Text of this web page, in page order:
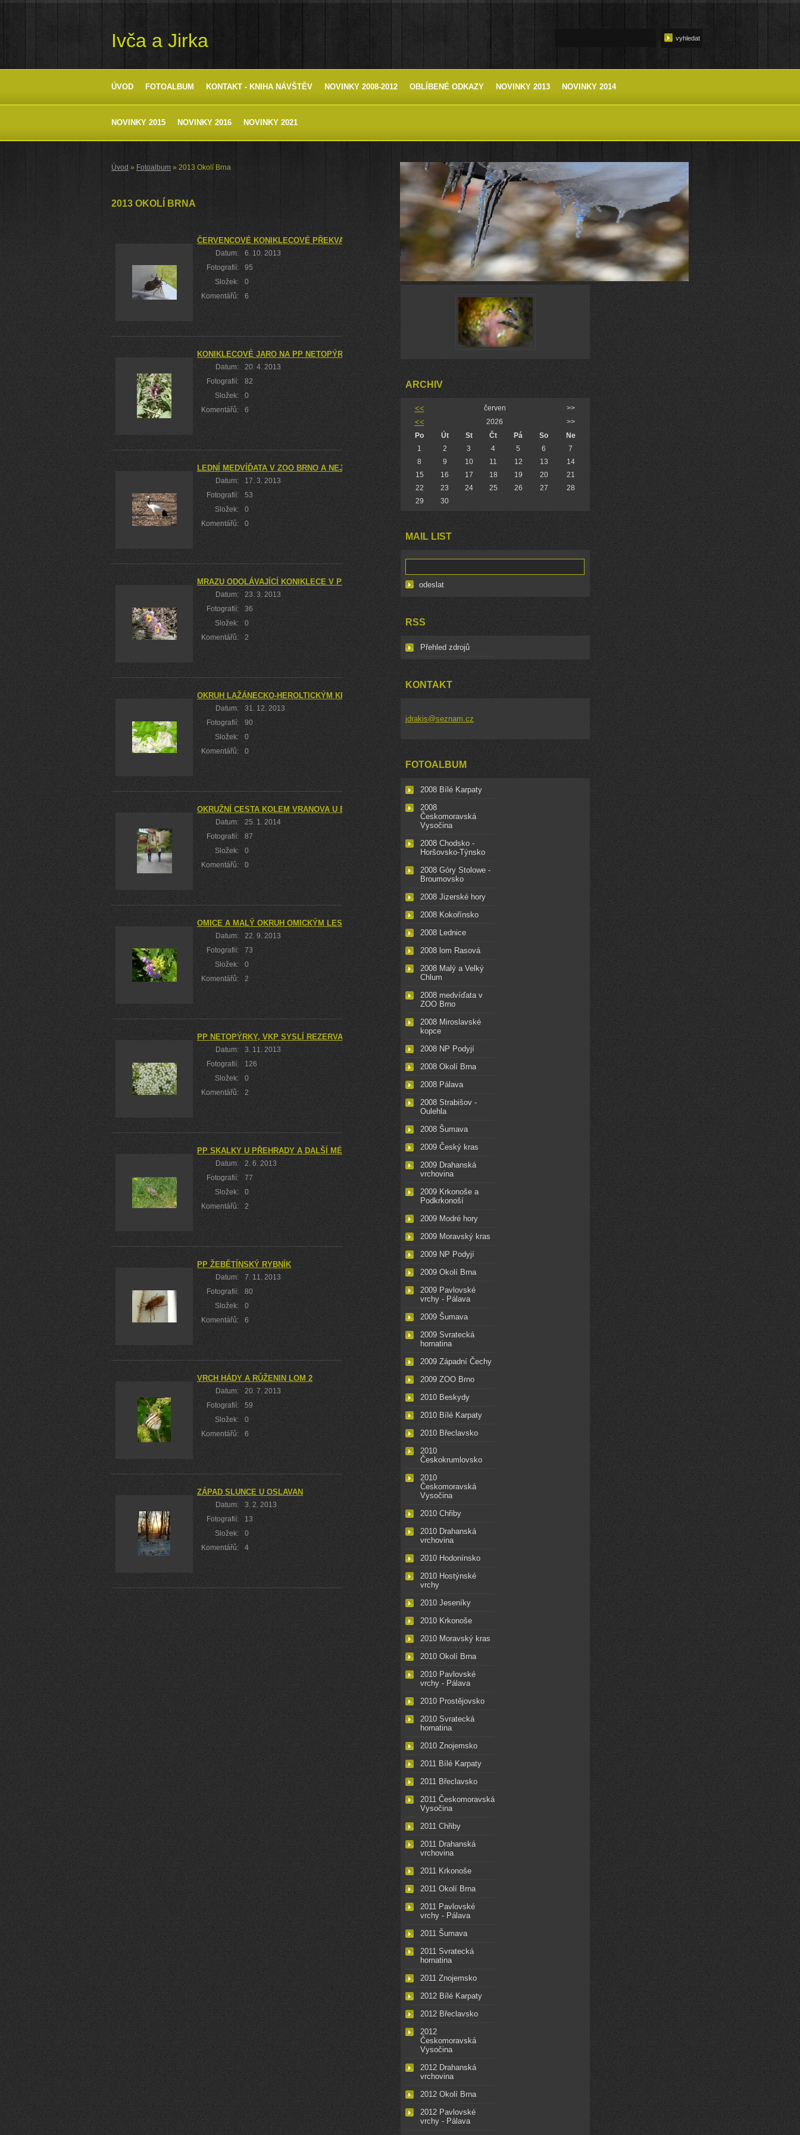
Ivča a Jirka
ÚVOD FOTOALBUM KONTAKT - KNIHA NÁVŠTĚV NOVINKY 2008-2012 OBLÍBENÉ ODKAZY NOVINKY 2013 NOVINKY 2014
NOVINKY 2015 NOVINKY 2016 NOVINKY 2021
Úvod » Fotoalbum » 2013 Okolí Brna
2013 OKOLÍ BRNA
ČERVENCOVÉ KONIKLECOVÉ PŘEKVAPENÍ V PŘÍRODNÍ REZERVACI KAMENNÝ VRCH
Datum:
6. 10. 2013
Fotografií:
95
Složek:
0
Komentářů:
6
KONIKLECOVÉ JARO NA PP NETOPÝRKY, MEDLÁNECKÁ SKALKA A MEDLÁNECKÉ KOPCE
Datum:
20. 4. 2013
Fotografií:
82
Složek:
0
Komentářů:
6
LEDNÍ MEDVÍĎATA V ZOO BRNO A NEJEN TA
Datum:
17. 3. 2013
Fotografií:
53
Složek:
0
Komentářů:
0
MRAZU ODOLÁVAJÍCÍ KONIKLECE V PR KAMENNÝ VRCH
Datum:
23. 3. 2013
Fotografií:
36
Složek:
0
Komentářů:
2
OKRUH LAŽÁNECKO-HEROLTICKÝM KRASEM
Datum:
31. 12. 2013
Fotografií:
90
Složek:
0
Komentářů:
0
OKRUŽNÍ CESTA KOLEM VRANOVA U BRNA
Datum:
25. 1. 2014
Fotografií:
87
Složek:
0
Komentářů:
0
OMICE A MALÝ OKRUH OMICKÝM LESEM
Datum:
22. 9. 2013
Fotografií:
73
Složek:
0
Komentářů:
2
PP NETOPÝRKY, VKP SYSLÍ REZERVACE A PP MEDLÁNECKÉ KOPCE V POLOVINĚ ČERVENCE
Datum:
3. 11. 2013
Fotografií:
126
Složek:
0
Komentářů:
2
PP SKALKY U PŘEHRADY A DALŠÍ MÉNĚ ZNÁMÁ MÍSTA U PRÝGLU
Datum:
2. 6. 2013
Fotografií:
77
Složek:
0
Komentářů:
2
PP ŽEBĚTÍNSKÝ RYBNÍK
Datum:
7. 11. 2013
Fotografií:
80
Složek:
0
Komentářů:
6
VRCH HÁDY A RŮŽENIN LOM 2
Datum:
20. 7. 2013
Fotografií:
59
Složek:
0
Komentářů:
6
ZÁPAD SLUNCE U OSLAVAN
Datum:
3. 2. 2013
Fotografií:
13
Složek:
0
Komentářů:
4
ARCHIV
<< červen >>
<< 2026
>>
Po
Út St Čt Pá So
Ne
1
2 3 4 5 6
7
8
9 10 11 12 13
14
15
16 17 18 19 20
21
22
23 24 25 26 27
28
29
30
MAIL LIST
RSS
Přehled zdrojů
KONTAKT
jdrakis@seznam.cz
FOTOALBUM
2008 Bílé Karpaty
2008
Českomoravská
Vysočina
2008 Chodsko -
Horšovsko-Týnsko
2008 Góry Stolowe -
Broumovsko
2008 Jizerské hory
2008 Kokořínsko
2008 Lednice
2008 lom Rasová
2008 Malý a Velký
Chlum
2008 medvíďata v
ZOO Brno
2008 Miroslavské
kopce
2008 NP Podyjí
2008 Okolí Brna
2008 Pálava
2008 Strabišov -
Oulehla
2008 Šumava
2009 Český kras
2009 Drahanská
vrchovina
2009 Krkonoše a
Podkrkonoší
2009 Modré hory
2009 Moravský kras
2009 NP Podyjí
2009 Okolí Brna
2009 Pavlovské
vrchy - Pálava
2009 Šumava
2009 Svratecká
hornatina
2009 Západní Čechy
2009 ZOO Brno
2010 Beskydy
2010 Bílé Karpaty
2010 Břeclavsko
2010
Českokrumlovsko
2010
Českomoravská
Vysočina
2010 Chřiby
2010 Drahanská
vrchovina
2010 Hodonínsko
2010 Hostýnské
vrchy
2010 Jeseníky
2010 Krkonoše
2010 Moravský kras
2010 Okolí Brna
2010 Pavlovské
vrchy - Pálava
2010 Prostějovsko
2010 Svratecká
hornatina
2010 Znojemsko
2011 Bílé Karpaty
2011 Břeclavsko
2011 Českomoravská
Vysočina
2011 Chřiby
2011 Drahanská
vrchovina
2011 Krkonoše
2011 Okolí Brna
2011 Pavlovské
vrchy - Pálava
2011 Šumava
2011 Svratecká
hornatina
2011 Znojemsko
2012 Bílé Karpaty
2012 Břeclavsko
2012
Českomoravská
Vysočina
2012 Drahanská
vrchovina
2012 Okolí Brna
2012 Pavlovské
vrchy - Pálava